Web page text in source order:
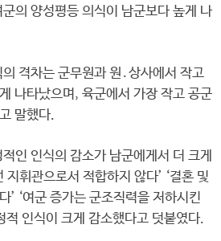
의 양성평등 의식이 남군보다 높게 나
격차는 군무원과 원․상사에서 작고
나타났으며, 육군에서 가장 작고 공군
말했다.
인 인식의 감소가 남군에게서 더 크게
지휘관으로서 적합하지 않다’ ‘결혼 및
’ ‘여군 증가는 군조직력을 저하시킨
적 인식이 크게 감소했다고 덧붙였다.